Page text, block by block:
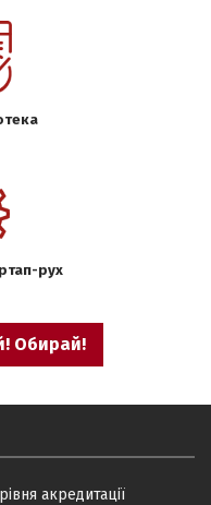
рух
Обирай!
акредитацiї